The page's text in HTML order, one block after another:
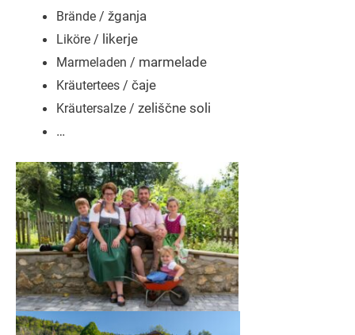
Brände / žganja
Liköre / likerje
Marmeladen / marmelade
Kräutertees / čaje
Kräutersalze / zeliščne soli
…